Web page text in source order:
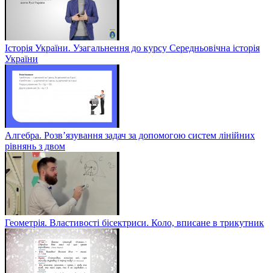
Історія України. Узагальнення до курсу Середньовічна історія
України
Алгебра. Розв’язування задач за допомогою систем лінійних
рівнянь з двом
Геометрія. Властивості бісектриси. Коло, вписане в трикутник